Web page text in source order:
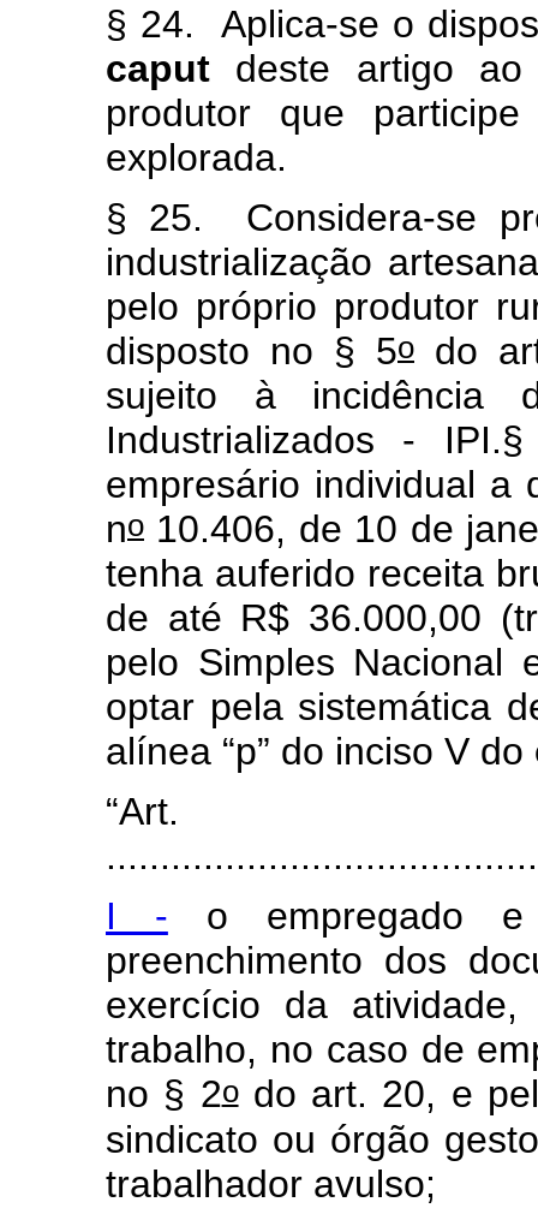
§ 24. Aplica-se o
caput deste artigo ao
produtor que
explorada.
§ 25. Considera-se
industrialização
pelo próprio produtor
disposto no § 5o do
sujeito à incidência
Industrializados -
empresário individual
no 10.406, de 10 de
tenha auferido receita
de até R$ 36.000,00
pelo Simples Nacional
optar pela sistemática
alínea “p” do inciso V do
I - o empregado e
preenchimento dos
exercício da
trabalho, no caso de
no § 2odo art. 20, e
sindicato ou órgão
trabalhador avulso;